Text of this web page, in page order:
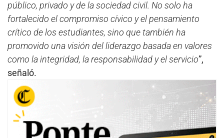
público, privado y de la sociedad civil. No solo ha
fortalecido el compromiso cívico y el pensamiento
crítico de los estudiantes, sino que también ha
promovido una visión del liderazgo basada en valores
como la integridad, la responsabilidad y el servicio”,
señaló.